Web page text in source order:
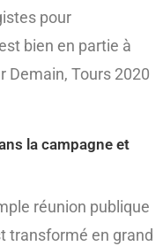
pour
bien en partie à
Demain, Tours 2020
la campagne et
réunion publique
transformé en grand